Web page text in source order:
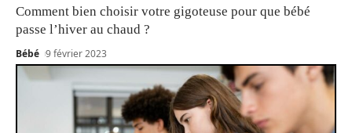
Comment bien choisir votre gigoteuse pour que bébé
passe l’hiver au chaud ?
Bébé 9 février 2023